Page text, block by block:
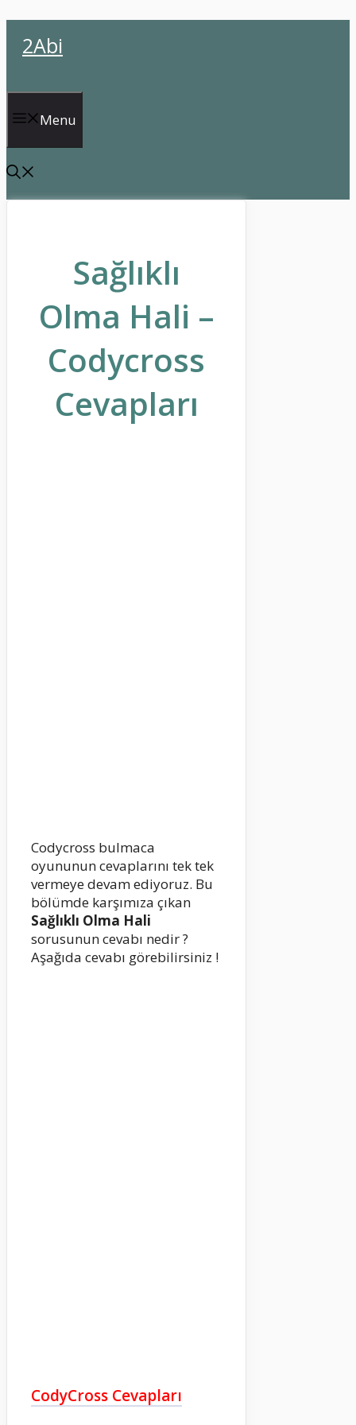
atla2Abi
Menu
Sağlıklı
Olma Hali –
Codycross
Cevapları
Codycross bulmaca
oyununun cevaplarını tek tek
vermeye devam ediyoruz. Bu
bölümde karşımıza çıkan
Sağlıklı Olma Hali
sorusunun cevabı nedir ?
Aşağıda cevabı görebilirsiniz !
CodyCross Cevapları